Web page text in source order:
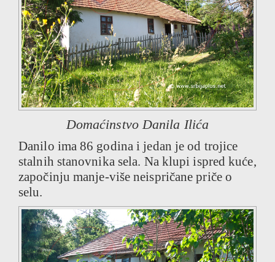
Domaćinstvo Danila Ilića
Danilo ima 86 godina i jedan je od trojice
stalnih stanovnika sela. Na klupi ispred kuće,
započinju manje-više neispričane priče o
selu.